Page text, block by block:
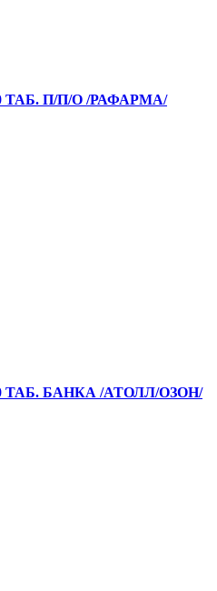
П/П/О /РАФАРМА/
БАНКА /АТОЛЛ/ОЗОН/